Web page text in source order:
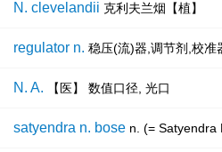
N. clevelandii 克利夫兰烟【植】
regulator n. 稳压(流)器,调节剂,校准
N. A. 【医】 数值口径, 光口
satyendra n. bose n. (= Satyendra